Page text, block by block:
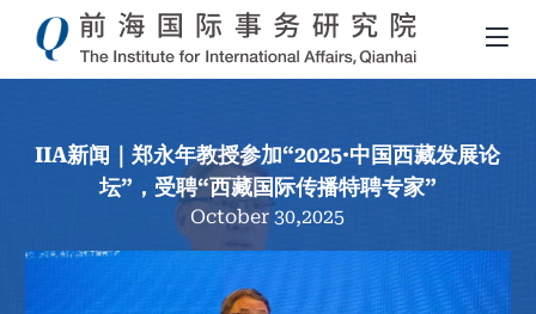
IIA新闻｜郑永年教授参加“2025·中国西藏发展论
坛”，受聘“西藏国际传播特聘专家”
October 30,2025